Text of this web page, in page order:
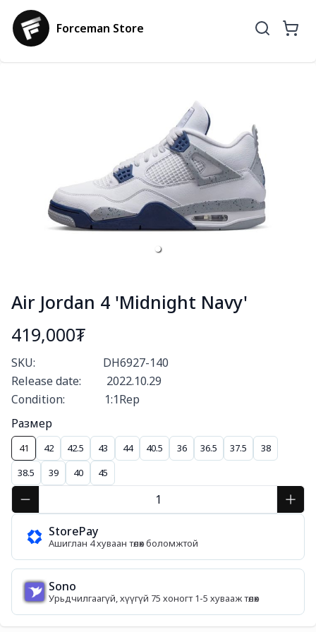
Forceman Store
Air Jordan 4 'Midnight Navy'
419,000₮
SKU:                        DH6927-140
Release date:         2022.10.29
Condition:              1:1Rep
Размер
41 42 42.5 43 44 40.5 36 36.5 37.5
38
38.5
39 40 45
StorePay
Ашиглан 4 хуваан төлөх боломжтой
Sono
Урьдчилгаагүй, хүүгүй 75 хоногт 1-5 хувааж төлөх